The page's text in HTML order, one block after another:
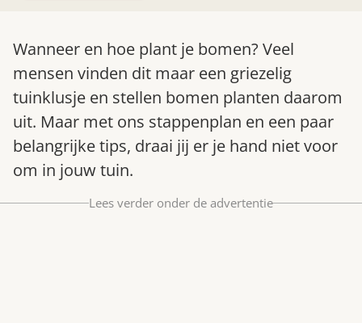
Gardeners’ World 08/2026
Wanneer en hoe plant je bomen? Veel
mensen vinden dit maar een griezelig
tuinklusje en stellen bomen planten daarom
uit. Maar met ons stappenplan en een paar
belangrijke tips, draai jij er je hand niet voor
om in jouw tuin.
Lees verder onder de advertentie